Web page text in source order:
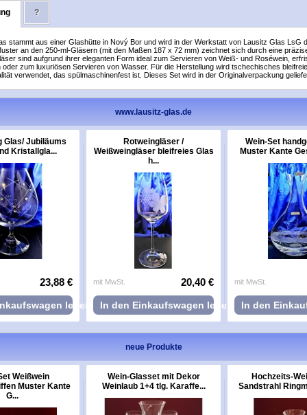
?
stammt aus einer Glashütte in Nový Bor und wird in der Werkstatt von Lausitz Glas LsG
an den 250-ml-Gläsern (mit den Maßen 187 x 72 mm) zeichnet sich durch eine
sind aufgrund ihrer eleganten Form ideal zum Servieren von Weiß- und Roséwein,
oder zum luxuriösen Servieren von Wasser. Für die Herstellung wird tschechisches
verwendet, das spülmaschinenfest ist. Dieses Set wird in der Originalverpackung
www.lausitz-glas.de
Glas/ Jubiläums
Kristallgla...
23,88 €
legen
Rotweingläser /
Weißweingläser bleifreies Glas
h...
mit MwSt. 20,40 €
In den Einkaufswagen legen
Wein-Set
Muster Kante
mit MwSt.
In den
neue Produkte
Weißwein
Muster Kante
G...
Wein-Glasset mit Dekor
Weinlaub 1+4 tlg. Karaffe...
Hochzeits-
Sandstrahl